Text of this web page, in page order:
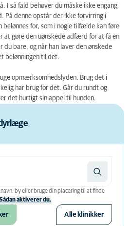
I så fald behøver du måske ikke engang
På denne opstår der ikke forvirring i
belønnes for, som i nogle tilfælde kan føre
at gøre den uønskede adfærd for at få en
du bare, og når han laver den ønskede
belønningen til det.
opmærksomhedslyden. Brug det i
har brug for det. Går du rundt og
det hurtigt sin appel til hunden.
by eller bruge din placering til at finde
Sådan aktiverer du.
Alle klinikker